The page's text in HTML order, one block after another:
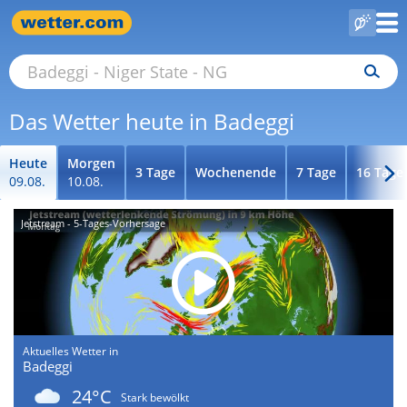
Das Wetter heute in Badeggi
Heute
09.08.
Morgen
10.08.
3 Tage Wochenende 7 Tage 16 Tage
Jetstream - 5-Tages-Vorhersage
Aktuelles Wetter in
Badeggi
24°C
Stark bewölkt